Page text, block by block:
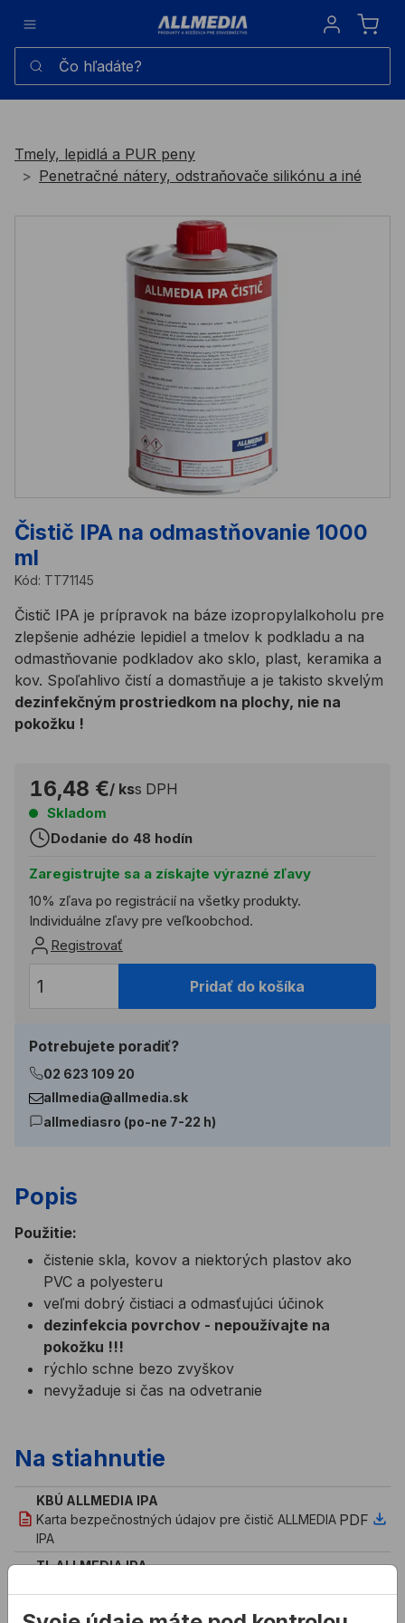
Sign in
Čo hľadáte?
Tmely, lepidlá a PUR peny
Penetračné nátery, odstraňovače silikónu a iné
Čistič IPA na odmastňovanie 1000
ml
Kód: TT71145
Čistič IPA je prípravok na báze izopropylalkoholu pre
zlepšenie adhézie lepidiel a tmelov k podkladu a na
odmastňovanie podkladov ako sklo, plast, keramika a
kov. Spoľahlivo čistí a domastňuje a je takisto skvelým
dezinfekčným prostriedkom na plochy, nie na
pokožku !
16,48 €/ kss DPH
Skladom
Dodanie do 48 hodín
Zaregistrujte sa a získajte výrazné zľavy
10% zľava po registrácií na všetky produkty.
Individuálne zľavy pre veľkoobchod.
Registrovať
Pridať do košíka
Potrebujete poradiť?
02 623 109 20
allmedia@allmedia.sk
allmediasro (po-ne 7-22 h)
Popis
Použitie:
čistenie skla, kovov a niektorých plastov ako
PVC a polyesteru
veľmi dobrý čistiaci a odmasťujúci účinok
dezinfekcia povrchov - nepoužívajte na
pokožku !!!
rýchlo schne bezo zvyškov
nevyžaduje si čas na odvetranie
Na stiahnutie
KBÚ ALLMEDIA IPA
Karta bezpečnostných údajov pre čistič ALLMEDIA
IPA
PDF
TL ALLMEDIA IPA